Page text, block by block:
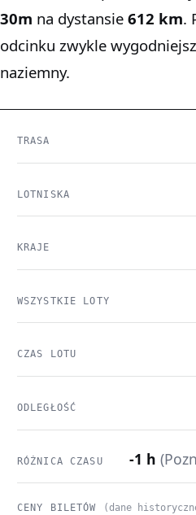
30m na dystansie 612 km.
odcinku zwykle
naziemny.
TRASA
LOTNISKA
KRAJE
WSZYSTKIE LOTY
CZAS LOTU
ODLEGŁOŚĆ
RÓŻNICA CZASU -1 h
CENY BILETÓW (dane